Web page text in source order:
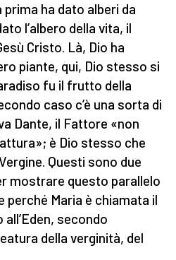
ha dato alberi da
l’albero della vita, il
Cristo. Là, Dio ha
piante, qui, Dio stesso si
fu il frutto della
caso c’è una sorta di
Dante, il Fattore «non
è Dio stesso che
Questi sono due
mostrare questo parallelo
Maria è chiamata il
secondo
della verginità, del